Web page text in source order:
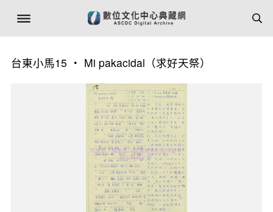
台東小馬15 ‧ Mi pakacidal（求好天祭）